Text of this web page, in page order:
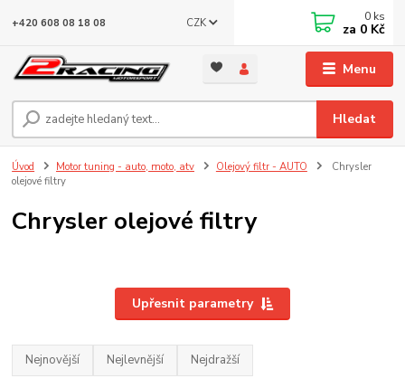
Menu
CZK
Hledat
+420 608 08 18 08 0 ks
za 0 Kč
Úvod Motor tuning - auto, moto, atv Olejový filtr - AUTO
Chrysler
olejové filtry
Chrysler olejové filtry
Upřesnit parametry
Nejnovější Nejlevnější Nejdražší